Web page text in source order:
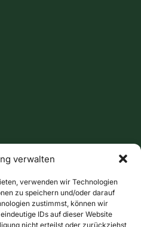
verwalten
verwenden wir Technologien
zu speichern und/oder darauf
zustimmst, können wir
IDs auf dieser Website
nicht erteilst oder zurückziehst,